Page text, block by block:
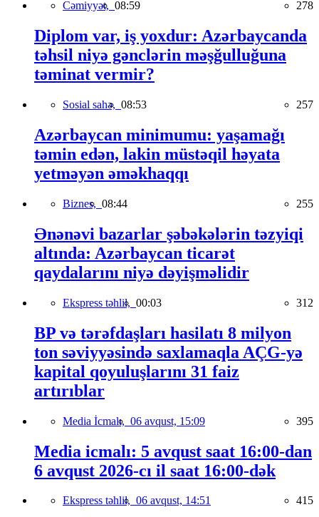
Cəmiyyət, 08:59 278
Diplom var, iş yoxdur: Azərbaycanda
təhsil niyə gənclərin məşğulluğuna
təminat vermir?
Sosial sahə, 08:53 257
Azərbaycan minimumu: yaşamağı
təmin edən, lakin müstəqil həyata
yetməyən əməkhaqqı
Biznes, 08:44 255
Ənənəvi bazarlar şəbəkələrin təzyiqi
altında: Azərbaycan ticarət
qaydalarını niyə dəyişməlidir
Ekspress təhlil, 00:03 312
BP və tərəfdaşları hasilatı 8 milyon
ton səviyyəsində saxlamaqla AÇG-yə
kapital qoyuluşlarını 31 faiz
artırıblar
Media İcmalı, 06 avqust, 15:09 395
Media icmalı: 5 avqust saat 16:00-dan
6 avqust 2026-cı il saat 16:00-dək
Ekspress təhlil, 06 avqust, 14:51 415